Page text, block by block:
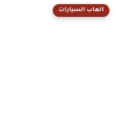
العاب السيارات